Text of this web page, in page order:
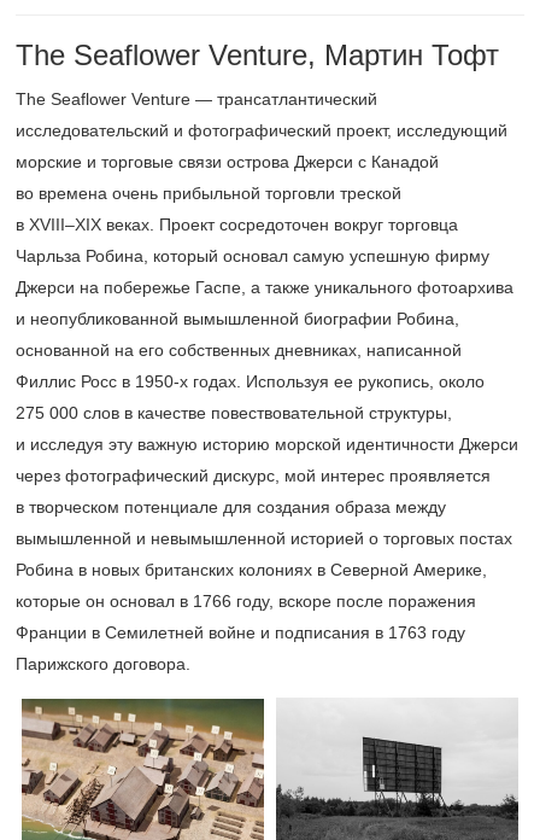
The Seaflower Venture, Мартин Тофт
The Seaflower Venture — трансатлантический
исследовательский и фотографический проект, исследующий
морские и торговые связи острова Джерси с Канадой
во времена очень прибыльной торговли треской
в XVIII–XIX веках. Проект сосредоточен вокруг торговца
Чарльза Робина, который основал самую успешную фирму
Джерси на побережье Гаспе, а также уникального фотоархива
и неопубликованной вымышленной биографии Робина,
основанной на его собственных дневниках, написанной
Филлис Росс в 1950-х годах. Используя ее рукопись, около
275 000 слов в качестве повествовательной структуры,
и исследуя эту важную историю морской идентичности Джерси
через фотографический дискурс, мой интерес проявляется
в творческом потенциале для создания образа между
вымышленной и невымышленной историей о торговых постах
Робина в новых британских колониях в Северной Америке,
которые он основал в 1766 году, вскоре после поражения
Франции в Семилетней войне и подписания в 1763 году
Парижского договора.